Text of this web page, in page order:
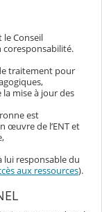
le Conseil
coresponsabilité.
traitement pour
la mise à jour des
est
œuvre de l’ENT et
lui responsable du
aux ressources).